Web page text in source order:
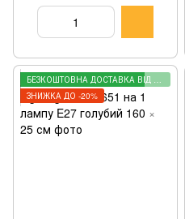
БЕЗКОШТОВНА ДОСТАВКА ВІД 2000 ГРН
ЗНИЖКА ДО -20%